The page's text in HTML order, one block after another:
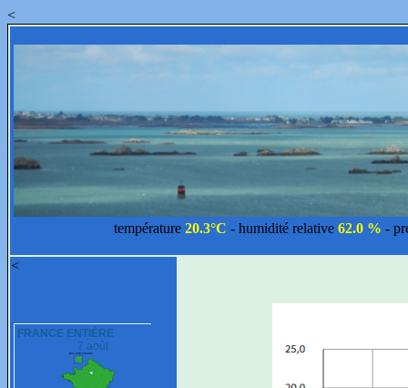
<
température 20.3°C - humidité relative 62.0 % -
<